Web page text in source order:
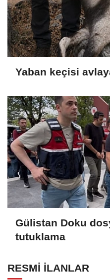
Yaban keçisi
Gülistan Doku
tutuklama
RESMİ İLANLAR